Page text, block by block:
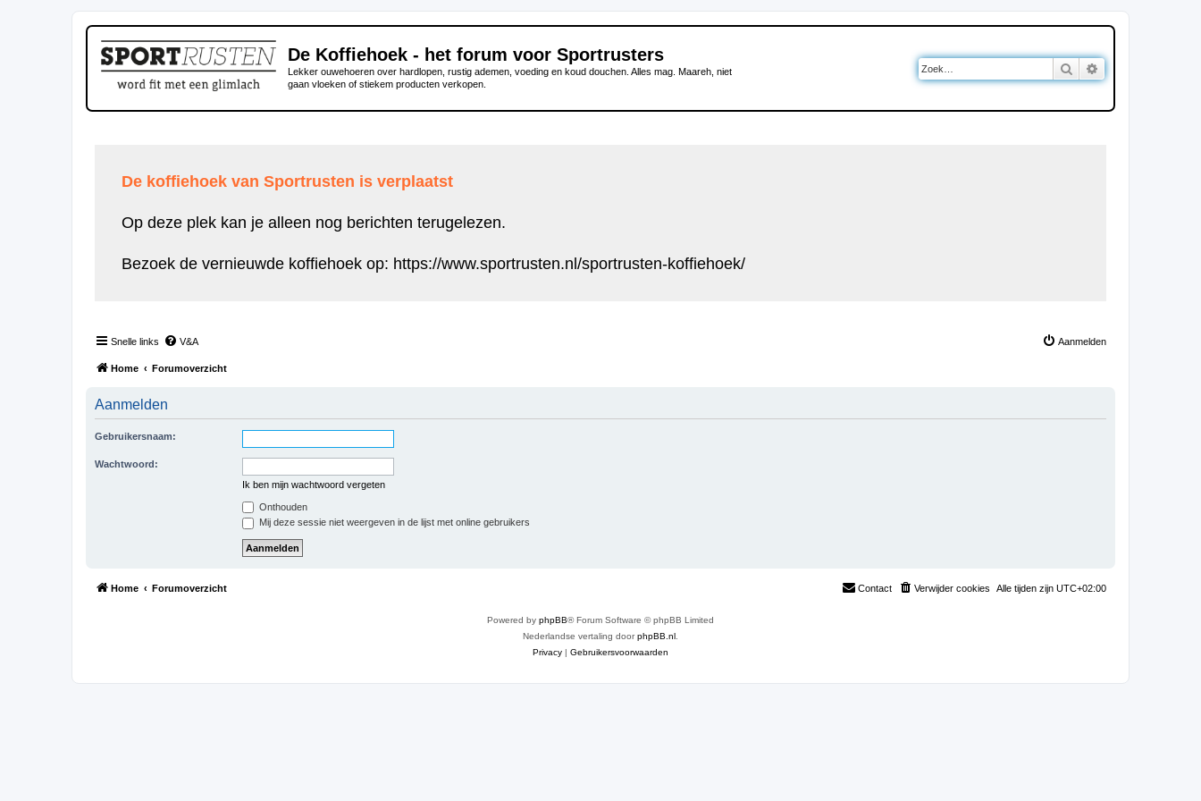
De Koffiehoek - het forum voor Sportrusters
Lekker ouwehoeren over hardlopen, rustig ademen, voeding en koud douchen. Alles mag. Maareh, niet
gaan vloeken of stiekem producten verkopen.
Zoek
De koffiehoek van Sportrusten is verplaatst
Op deze plek kan je alleen nog berichten terugelezen.
Bezoek de vernieuwde koffiehoek op: https://www.sportrusten.nl/sportrusten-koffiehoek/
Snelle links V&A Aanmelden
Home Forumoverzicht
Aanmelden
Gebruikersnaam:
Wachtwoord:
Ik ben mijn wachtwoord vergeten
Onthouden
Mij deze sessie niet weergeven in de lijst met online gebruikers
Home Forumoverzicht Alle tijden zijn UTC+02:00
Verwijder cookies
Contact
Powered by phpBB® Forum Software © phpBB Limited
Nederlandse vertaling doorphpBB.nl
Privacy | Gebruikersvoorwaarden